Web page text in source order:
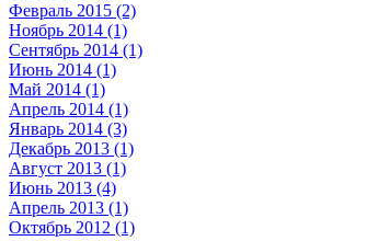
Февраль 2015 (2)
Ноябрь 2014 (1)
Сентябрь 2014 (1)
Июнь 2014 (1)
Май 2014 (1)
Апрель 2014 (1)
Январь 2014 (3)
Декабрь 2013 (1)
Август 2013 (1)
Июнь 2013 (4)
Апрель 2013 (1)
Октябрь 2012 (1)